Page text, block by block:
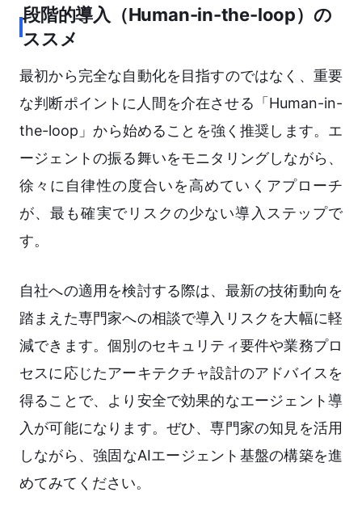
段階的導入（Human-in-the-loop）の
ススメ
最初から完全な自動化を目指すのではなく、重要
な判断ポイントに人間を介在させる「Human-in-
the-loop」から始めることを強く推奨します。エ
ージェントの振る舞いをモニタリングしながら、
徐々に自律性の度合いを高めていくアプローチ
が、最も確実でリスクの少ない導入ステップで
す。
自社への適用を検討する際は、最新の技術動向を
踏まえた専門家への相談で導入リスクを大幅に軽
減できます。個別のセキュリティ要件や業務プロ
セスに応じたアーキテクチャ設計のアドバイスを
得ることで、より安全で効果的なエージェント導
入が可能になります。ぜひ、専門家の知見を活用
しながら、強固なAIエージェント基盤の構築を進
めてみてください。